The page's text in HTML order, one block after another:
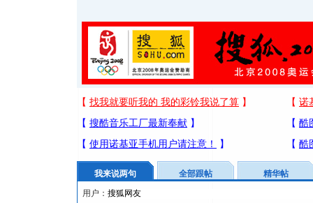
我来说两句 全部跟帖
精华帖
用户：